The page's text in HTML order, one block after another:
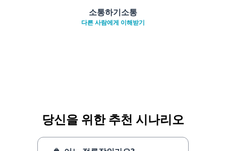
소통하기소통
다른 사람에게 이해받기
당신을 위한 추천 시나리오